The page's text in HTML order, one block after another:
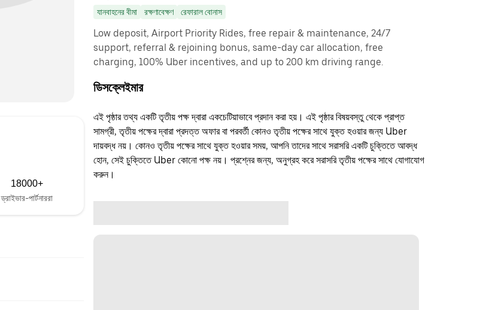
18000+
ড্রাইভার-পার্টনাররা
যানবাহনের বীমা রক্ষণাবেক্ষণ রেফারাল বোনাস
Low deposit, Airport Priority Rides, free repair & maintenance, 24/7
support, referral & rejoining bonus, same-day car allocation, free
charging, 100% Uber incentives, and up to 200 km driving range.
ডিসক্লেইমার
এই পৃষ্ঠার তথ্য একটি তৃতীয় পক্ষ দ্বারা একচেটিয়াভাবে প্রদান করা হয়। এই পৃষ্ঠার বিষয়বস্তু থেকে প্রাপ্ত
সামগ্রী, তৃতীয় পক্ষের দ্বারা প্রদত্ত অফার বা পরবর্তী কোনও তৃতীয় পক্ষের সাথে যুক্ত হওয়ার জন্য Uber
দায়বদ্ধ নয়। কোনও তৃতীয় পক্ষের সাথে যুক্ত হওয়ার সময়, আপনি তাদের সাথে সরাসরি একটি চুক্তিতে আবদ্ধ
হোন, সেই চুক্তিতে Uber কোনো পক্ষ নয়। প্রশ্নের জন্য, অনুগ্রহ করে সরাসরি তৃতীয় পক্ষের সাথে যোগাযোগ
করুন।